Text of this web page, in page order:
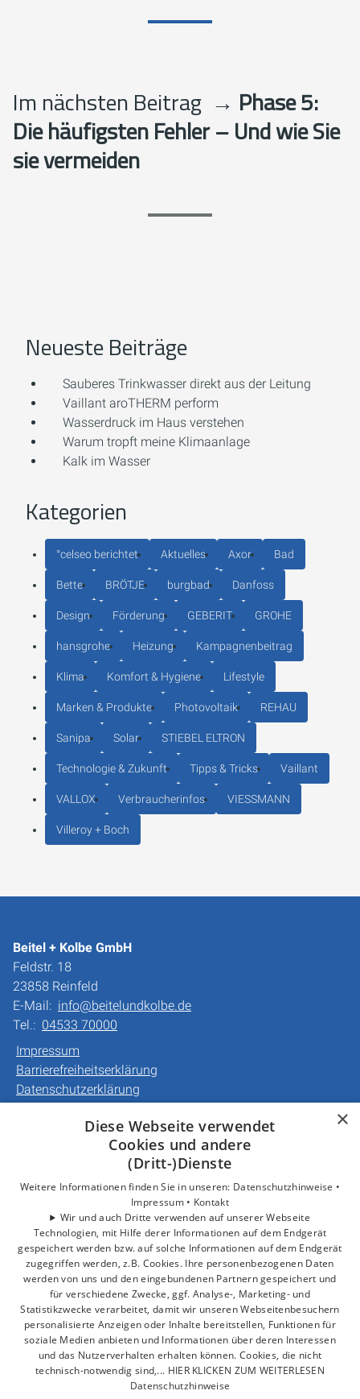
Im nächsten Beitrag → Phase 5:
Die häufigsten Fehler – Und wie Sie
sie vermeiden
Neueste Beiträge
Sauberes Trinkwasser direkt aus der Leitung
Vaillant aroTHERM perform
Wasserdruck im Haus verstehen
Warum tropft meine Klimaanlage
Kalk im Wasser
Kategorien
°celseo berichtet Aktuelles Axor Bad
Bette BRÖTJE burgbad Danfoss
Design Förderung GEBERIT GROHE
hansgrohe Heizung Kampagnenbeitrag
Klima Komfort & Hygiene Lifestyle
Marken & Produkte Photovoltaik REHAU
Sanipa Solar STIEBEL ELTRON
Technologie & Zukunft Tipps & Tricks Vaillant
VALLOX Verbraucherinfos VIESSMANN
Villeroy + Boch
Beitel + Kolbe GmbH
Feldstr. 18
23858 Reinfeld
E-Mail: info@beitelundkolbe.de
Tel.: 04533 70000
Impressum
Barrierefreiheitserklärung
Datenschutzerklärung
Gewerbekunden
Unternehmen
Kontakt
×
Diese Webseite verwendet
Cookies und andere
(Dritt-)Dienste
Weitere Informationen finden Sie in unseren: Datenschutzhinweise •
Impressum • Kontakt
Wir und auch Dritte verwenden auf unserer Webseite
Technologien, mit Hilfe derer Informationen auf dem Endgerät
gespeichert werden bzw. auf solche Informationen auf dem Endgerät
zugegriffen werden, z.B. Cookies. Ihre personenbezogenen Daten
werden von uns und den eingebundenen Partnern gespeichert und
für verschiedene Zwecke, ggf. Analyse-, Marketing- und
Statistikzwecke verarbeitet, damit wir unseren Webseitenbesuchern
personalisierte Anzeigen oder Inhalte bereitstellen, Funktionen für
soziale Medien anbieten und Informationen über deren Interessen
und das Nutzerverhalten erhalten können. Cookies, die nicht
technisch-notwendig sind,... HIER KLICKEN ZUM WEITERLESEN
Datenschutzhinweise